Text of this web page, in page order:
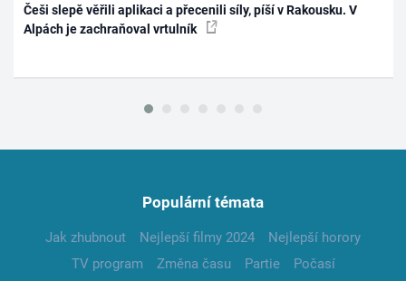
Češi slepě věřili aplikaci a přecenili síly, píší v Rakousku. V
Alpách je zachraňoval vrtulník
Populární témata
Jak zhubnout Nejlepší filmy 2024
Nejlepší horory
TV program
Změna času Partie
Počasí